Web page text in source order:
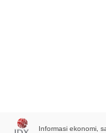
Informasi ekonomi,